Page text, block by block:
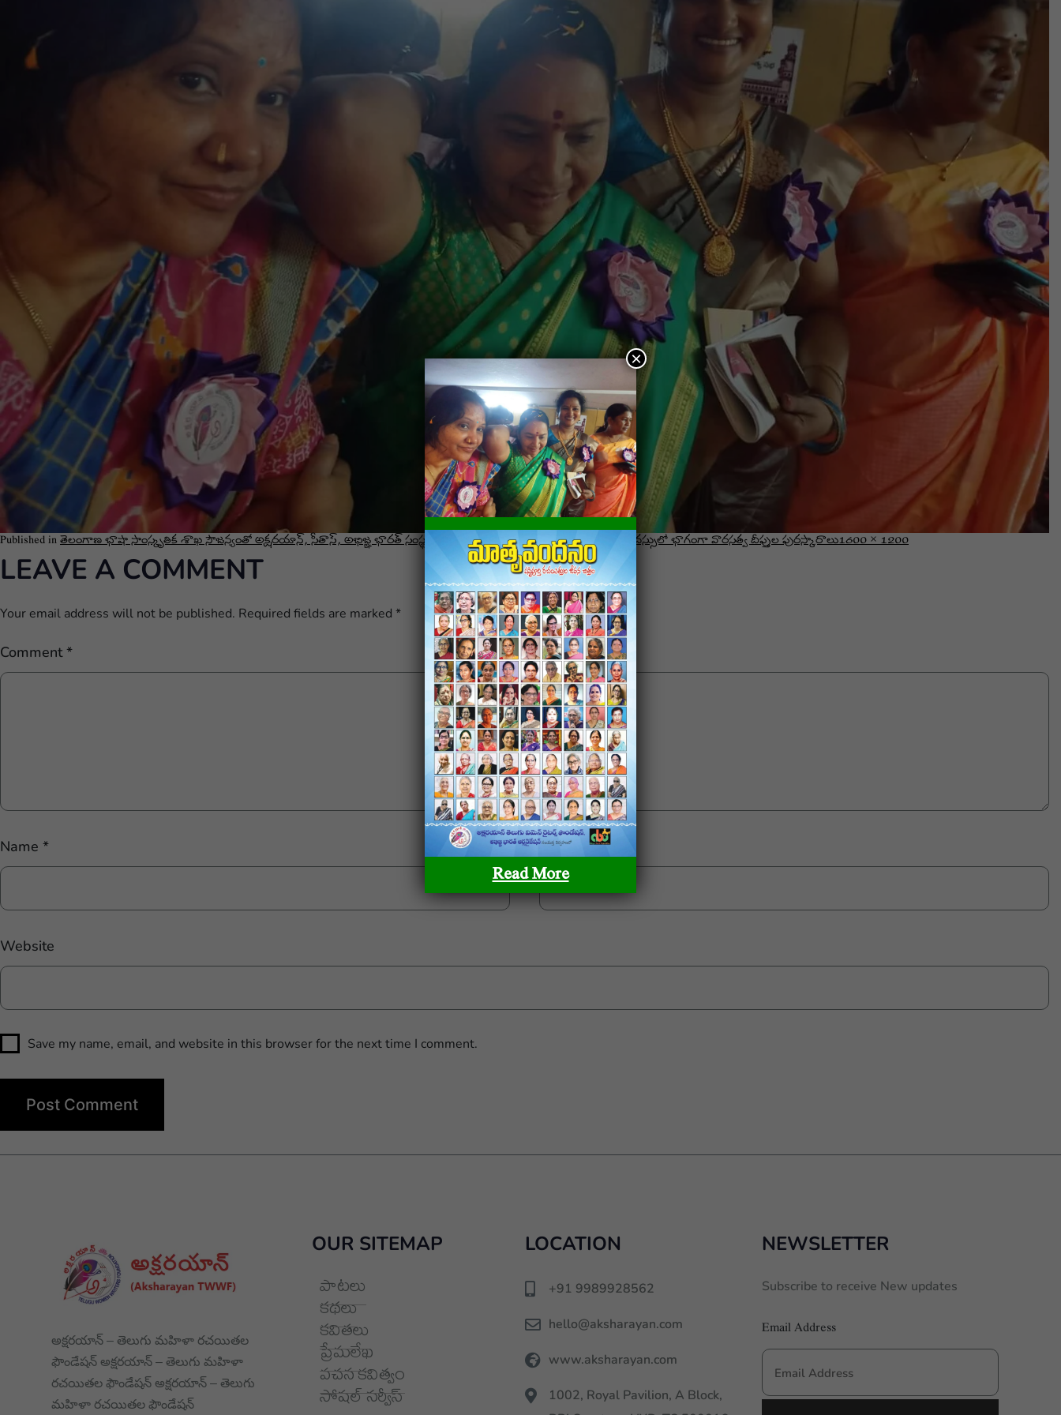
Published inతెలంగాణ భాషా సాంస్కృతిక శాఖ సౌజన్యంతో అక్షరయాన్, సీతాస్, అభిజ్ఞ భారత్ సంస్థల సంయుక్త నిర్వహణలో జరుగుతున్న జాతీయ సదస్సులో భాగంగా వారసత్వ దీప్తుల పురస్కారాలు1600 × 1200
LEAVE A COMMENT
Your email address will not be published. Required fields are marked *
Comment*
Name * Email
Website
Save my name, email, and website in this browser for the next time I comment.
అక్షరయాన్ – తెలుగు మహిళా రచయితల
ఫౌండేషన్ అక్షరయాన్ – తెలుగు మహిళా
రచయితల ఫౌండేషన్ అక్షరయాన్ – తెలుగు
మహిళా రచయితల ఫౌండేషన్
OUR SITEMAP
పాటలు
కథలు
కవితలు
ప్రేమలేఖ
వచన కవిత్వం
సోషల్ సర్వీస్
LOCATION
+91 9989928562
hello@aksharayan.com
www.aksharayan.com
1002, Royal Pavilion, A Block,
NEWSLETTER
Subscribe to receive New updates
Email Address
Read More
×